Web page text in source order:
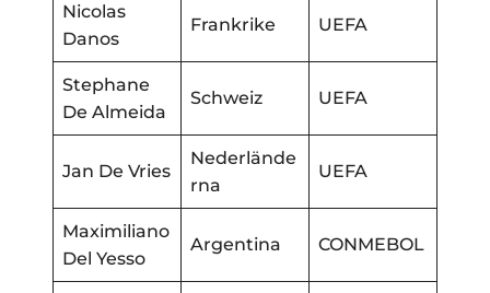
Nicolas
Danos
Frankrike UEFA
Stephane
De Almeida
Schweiz UEFA
Jan De Vries
Nederlände
rna
UEFA
Maximiliano
Del Yesso
Argentina CONMEBOL